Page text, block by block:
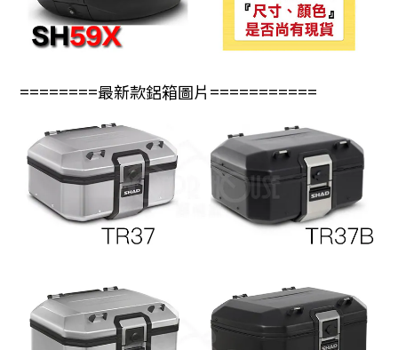
========最新款鋁箱圖片===========